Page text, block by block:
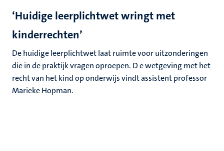
‘Huidige leerplichtwet wringt met
kinderrechten’
De huidige leerplichtwet laat ruimte voor uitzonderingen
die in de praktijk vragen oproepen. D e wetgeving met het
recht van het kind op onderwijs vindt assistent professor
Marieke Hopman.